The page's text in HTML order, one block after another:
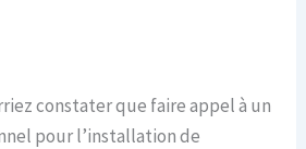
constater que faire appel à un
pour l’installation de